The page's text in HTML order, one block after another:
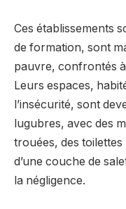
Ces établissements
de formation, sont
pauvre, confrontés
Leurs espaces,
l’insécurité, sont
lugubres, avec des
trouées, des
d’une couche de
la négligence.